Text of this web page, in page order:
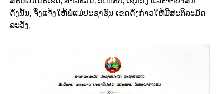
ດັ່ງນັ້ນ, ຈຶ່ງແຈ້ງໃຫ້ພໍ່ແມ່ປະຊາຊົນ ເຂດດັ່ງກ່າວໃຫ້ມີສະຕິລະມັດ
ລະວັງ.